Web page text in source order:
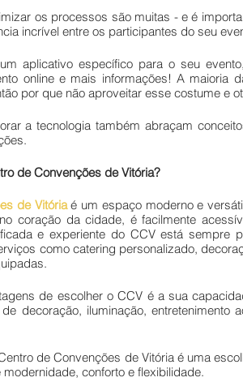
os processos são muitas - e é
incrível entre os participantes do seu
aplicativo específico para o seu
online e mais informações! A
por que não aproveitar esse costume e
a tecnologia também abraçam
de Convenções de Vitória?
de Vitória é um espaço moderno e
coração da cidade, é facilmente
e experiente do CCV está sempre
como catering personalizado,
de escolher o CCV é a sua
decoração, iluminação,
de Convenções de Vitória é uma
conforto e flexibilidade.